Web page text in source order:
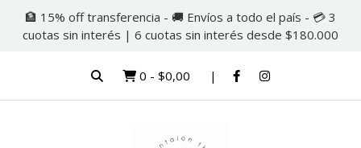
🏦 15% off transferencia - 🚚 Envíos a todo el país - 💳 3
cuotas sin interés | 6 cuotas sin interés desde $180.000
0 - $0,00